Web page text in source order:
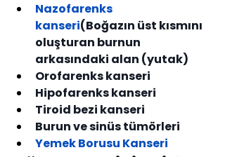
Nazofarenks
kanseri(Boğazın üst kısmını
oluşturan burnun
arkasındaki alan (yutak)
Orofarenks kanseri
Hipofarenks kanseri
Tiroid bezi kanseri
Burun ve sinüs tümörleri
Yemek Borusu Kanseri